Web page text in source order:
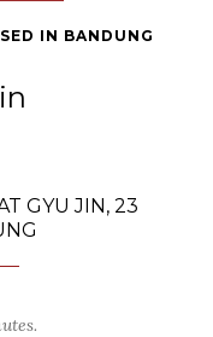
IN BANDUNG
GYU JIN, 23